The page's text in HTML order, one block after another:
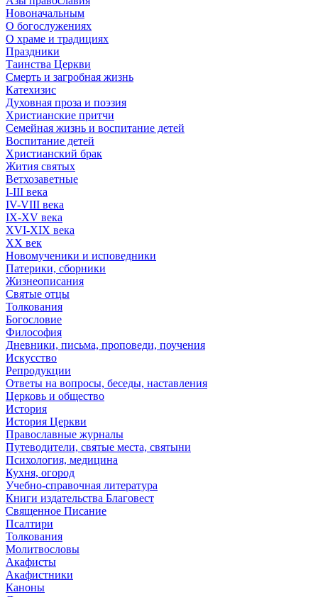
Новоначальным
О богослужениях
О храме и традициях
Праздники
Таинства Церкви
Смерть и загробная жизнь
Катехизис
Духовная проза и поэзия
Христианские притчи
Семейная жизнь и воспитание детей
Воспитание детей
Христианский брак
Жития святых
Ветхозаветные
I-III века
IV-VIII века
IX-XV века
XVI-XIX века
XX век
Новомученики и исповедники
Патерики, сборники
Жизнеописания
Святые отцы
Толкования
Богословие
Философия
Дневники, письма, проповеди, поучения
Искусство
Репродукции
Ответы на вопросы, беседы, наставления
Церковь и общество
История
История Церкви
Православные журналы
Путеводители, святые места, святыни
Психология, медицина
Кухня, огород
Учебно-справочная литература
Книги издательства Благовест
Священное Писание
Псалтири
Толкования
Молитвословы
Акафисты
Акафистники
Каноны